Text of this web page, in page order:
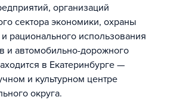
организаций
сектора экономики, охраны
рационального использования
и автомобильно-дорожного
в Екатеринбурге —
и культурном центре
округа.